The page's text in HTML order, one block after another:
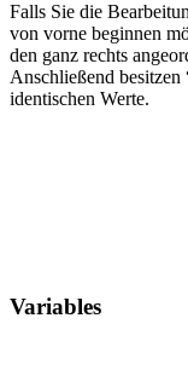
Falls Sie die
von vorne beginnen
den ganz rechts
Anschließend
identischen Werte.
Variables